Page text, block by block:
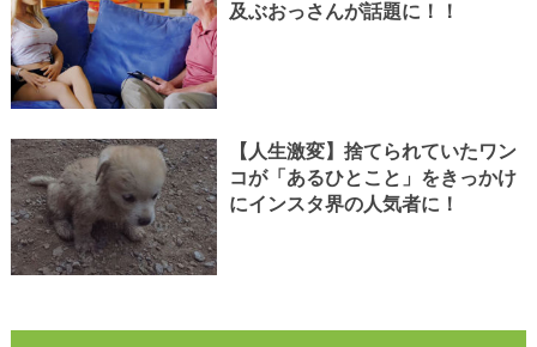
及ぶおっさんが話題に！！
【人生激変】捨てられていたワン
コが「あるひとこと」をきっかけ
にインスタ界の人気者に！